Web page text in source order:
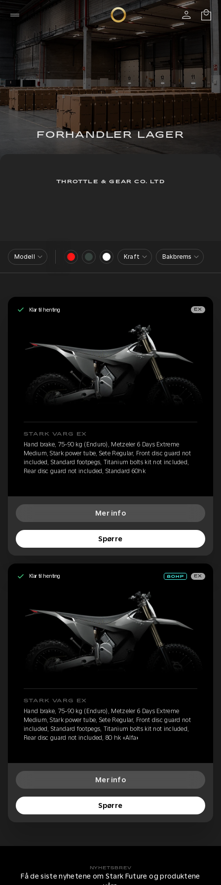
FORHANDLER LAGER
THROTTLE & GEAR CO. LTD
Modell Kraft Bakbrems
Klar til henting EX
STARK VARG EX
Hand brake, 75-90 kg (Enduro), Metzeler 6 Days Extreme
Medium, Stark power tube, Sete Regular, Front disc guard not
included, Standard footpegs, Titanium bolts kit not included,
Rear disc guard not included, Standard 60hk
Mer info
Spørre
Klar til henting EX
STARK VARG EX
Hand brake, 75-90 kg (Enduro), Metzeler 6 Days Extreme
Medium, Stark power tube, Sete Regular, Front disc guard not
included, Standard footpegs, Titanium bolts kit not included,
Rear disc guard not included, 80 hk «Alfa»
Mer info
Spørre
NYHETSBREV
Få de siste nyhetene om Stark Future og produktene